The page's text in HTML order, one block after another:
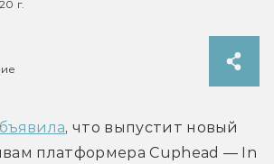
г.
, что выпустит новый
платформера Cuphead — In